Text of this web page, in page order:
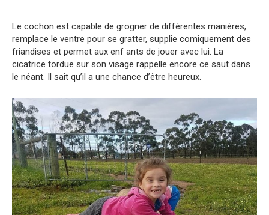
Le cochon est capable de grogner de différentes manières,
remplace le ventre pour se gratter, supplie comiquement des
friandises et permet aux enf ants de jouer avec lui. La
cicatrice tordue sur son visage rappelle encore ce saut dans
le néant. Il sait qu’il a une chance d’être heureux.